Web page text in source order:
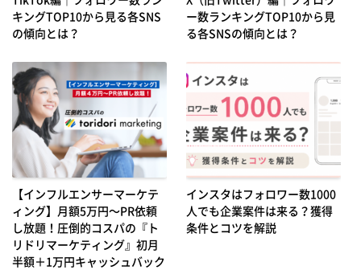
キングTOP10から見る各SNS
の傾向とは？
ー数ランキングTOP10から見
る各SNSの傾向とは？
【インフルエンサーマーケテ
ィング】月額5万円～PR依頼
し放題！圧倒的コスパの『ト
リドリマーケティング』初月
半額＋1万円キャッシュバック
インスタはフォロワー数1000
人でも企業案件は来る？獲得
条件とコツを解説